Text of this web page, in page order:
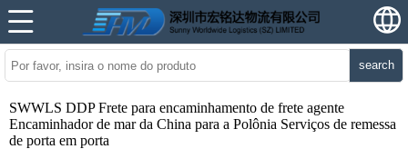
search
SWWLS DDP Frete para encaminhamento de frete agente
Encaminhador de mar da China para a Polônia Serviços de remessa
de porta em porta